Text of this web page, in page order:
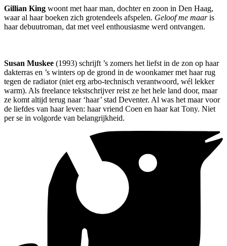
Gillian King woont met haar man, dochter en zoon in Den Haag,
waar al haar boeken zich grotendeels afspelen. Geloof me maaris
haar debuutroman, dat met veel enthousiasme werd ontvangen.
Susan Muskee (1993) schrijft ’s zomers het liefst in de zon op haar
dakterras en ’s winters op de grond in de woonkamer met haar rug
tegen de radiator (niet erg arbo-technisch verantwoord, wél lekker
warm). Als freelance tekstschrijver reist ze het hele land door, maar
ze komt altijd terug naar ‘haar’ stad Deventer. Al was het maar voor
de liefdes van haar leven: haar vriend Coen en haar kat Tony. Niet
per se in volgorde van belangrijkheid.